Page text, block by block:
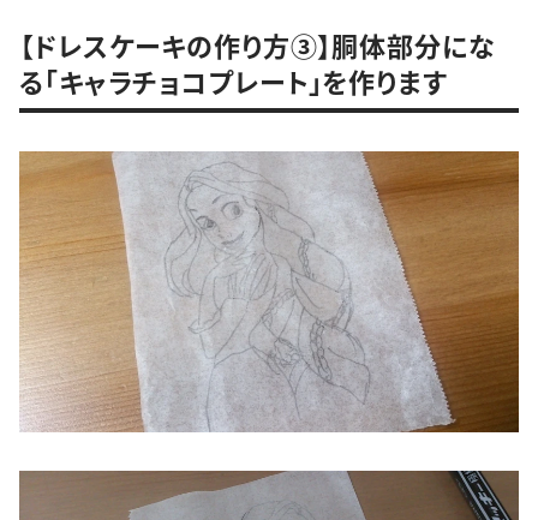
【ドレスケーキの作り方③】胴体部分にな
る「キャラチョコプレート」を作ります